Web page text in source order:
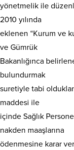
yönetmelik ile
2010 yılında
eklenen “Kurum ve
ve Gümrük
Bakanlığınca
bulundurmak
suretiyle tabi
maddesi ile
içinde Sağlık
nakden maaşlarına
ödenmesine karar